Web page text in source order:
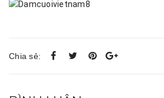
Chia sẻ: